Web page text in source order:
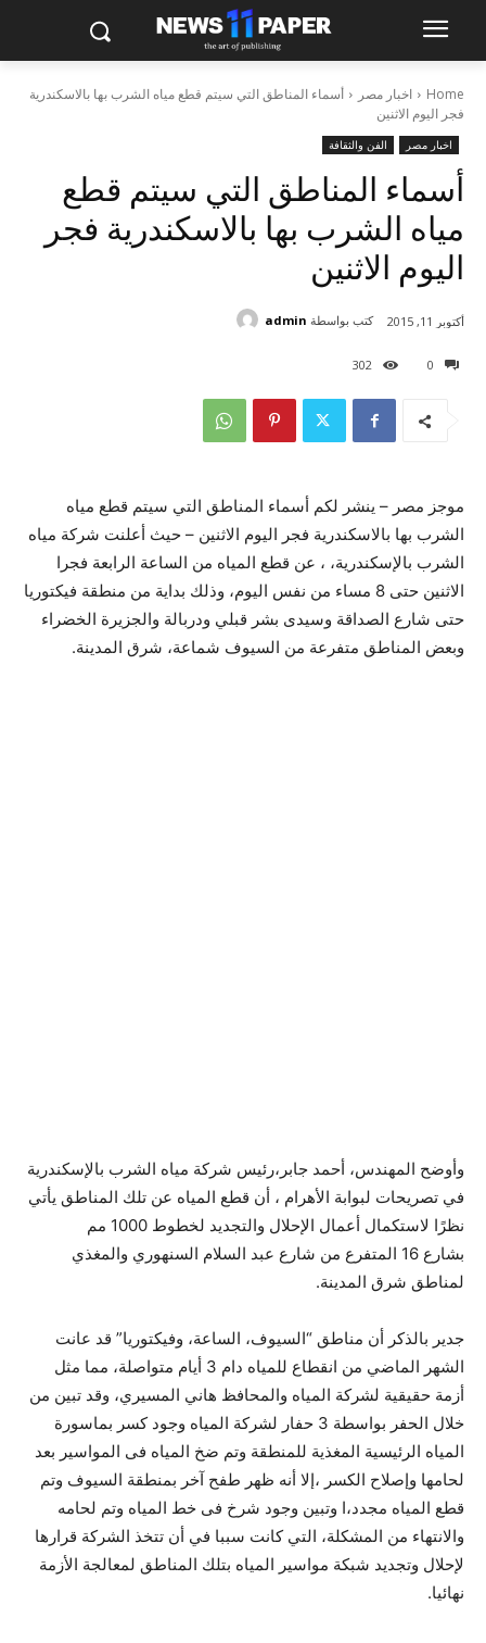
Home اخبار مصر
أسماء المناطق التي سيتم قطع مياه الشرب بها بالاسكندرية
فجر اليوم الاثنين
اخبار مصر الفن والثقافة
أسماء المناطق التي سيتم قطع
مياه الشرب بها بالاسكندرية فجر
اليوم الاثنين
0
302
أكتوبر 11, 2015 كتب بواسطة admin
موجز مصر – ينشر لكم أسماء المناطق التي سيتم قطع مياه
الشرب بها بالاسكندرية فجر اليوم الاثنين – حيث أعلنت شركة مياه
الشرب بالإسكندرية، ، عن قطع المياه من الساعة الرابعة فجرا
الاثنين حتى 8 مساء من نفس اليوم، وذلك بداية من منطقة فيكتوريا
حتى شارع الصداقة وسيدى بشر قبلي ودربالة والجزيرة الخضراء
وبعض المناطق متفرعة من السيوف شماعة، شرق المدينة.
وأوضح المهندس، أحمد جابر،رئيس شركة مياه الشرب بالإسكندرية
في تصريحات لبوابة الأهرام ، أن قطع المياه عن تلك المناطق يأتي
نظرًا لاستكمال أعمال الإحلال والتجديد لخطوط 1000 مم
بشارع 16 المتفرع من شارع عبد السلام السنهوري والمغذي
لمناطق شرق المدينة.
جدير بالذكر أن مناطق “السيوف، الساعة، وفيكتوريا” قد عانت
الشهر الماضي من انقطاع للمياه دام 3 أيام متواصلة، مما مثل
أزمة حقيقية لشركة المياه والمحافظ هاني المسيري، وقد تبين من
خلال الحفر بواسطة 3 حفار لشركة المياه وجود كسر بماسورة
المياه الرئيسية المغذية للمنطقة وتم ضخ المياه فى المواسير بعد
لحامها وإصلاح الكسر ،إلا أنه ظهر طفح آخر بمنطقة السيوف وتم
قطع المياه مجدد،ا وتبين وجود شرخ فى خط المياه وتم لحامه
والانتهاء من المشكلة، التي كانت سببا في أن تتخذ الشركة قرارها
لإحلال وتجديد شبكة مواسير المياه بتلك المناطق لمعالجة الأزمة
نهائيا.